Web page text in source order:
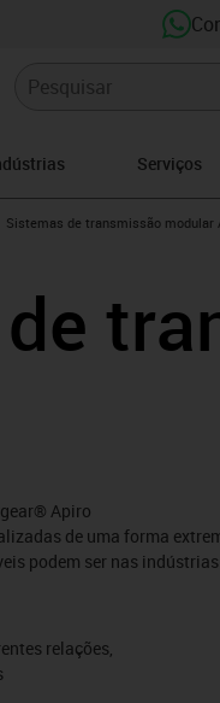
Serviços
igus-icon-arrow-right
Sistemas de transmissão modular
Apiro
de uma forma
podem ser nas
relações,